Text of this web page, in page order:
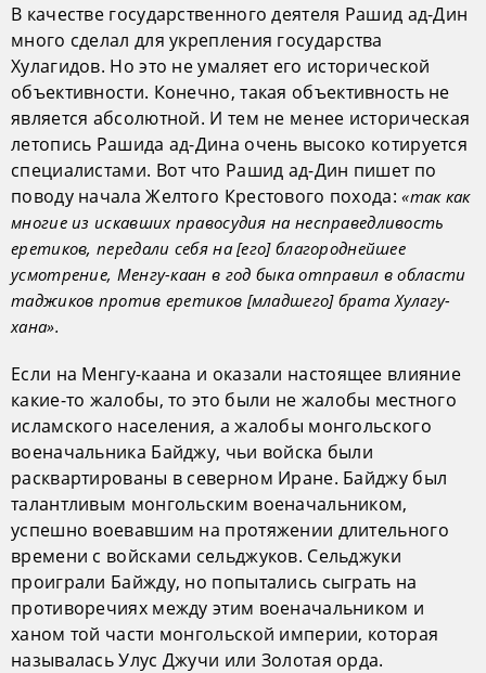
В качестве государственного деятеля Рашид ад-Дин
много сделал для укрепления государства
Хулагидов. Но это не умаляет его исторической
объективности. Конечно, такая объективность не
является абсолютной. И тем не менее историческая
летопись Рашида ад-Дина очень высоко котируется
специалистами. Вот что Рашид ад-Дин пишет по
поводу начала Желтого Крестового похода:«так как
многие из искавших правосудия на несправедливость
еретиков, передали себя на [его] благороднейшее
усмотрение, Менгу-каан в год быка отправил в области
таджиков против еретиков [младшего] брата Хулагу-
хана».
Если на Менгу-каана и оказали настоящее влияние
какие-то жалобы, то это были не жалобы местного
исламского населения, а жалобы монгольского
военачальника Байджу, чьи войска были
расквартированы в северном Иране. Байджу был
талантливым монгольским военачальником,
успешно воевавшим на протяжении длительного
времени с войсками сельджуков. Сельджуки
проиграли Байжду, но попытались сыграть на
противоречиях между этим военачальником и
ханом той части монгольской империи, которая
называлась Улус Джучи или Золотая орда.